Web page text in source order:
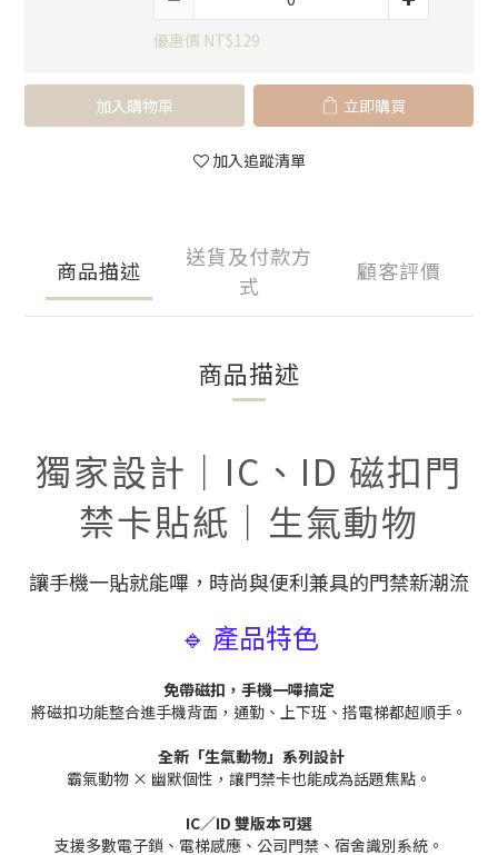
優惠價 NT$129
加入購物車 立即購買
加入追蹤清單
商品描述
送貨及付款方
式
顧客評價
商品描述
獨家設計｜IC、ID 磁扣門
禁卡貼紙｜生氣動物
讓手機一貼就能嗶，時尚與便利兼具的門禁新潮流
🔹 產品特色
免帶磁扣，手機一嗶搞定
將磁扣功能整合進手機背面，通勤、上下班、搭電梯都超順手。
全新「生氣動物」系列設計
霸氣動物 × 幽默個性，讓門禁卡也能成為話題焦點。
IC／ID 雙版本可選
支援多數電子鎖、電梯感應、公司門禁、宿舍識別系統。